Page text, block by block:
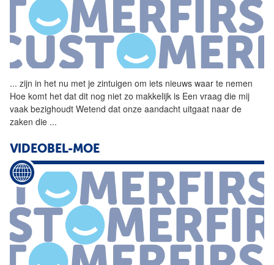
... zijn in het nu met je zintuigen om iets nieuws waar te nemen
Hoe komt het dat dit nog niet zo makkelijk is Een vraag die mij
vaak bezighoudt Wetend dat onze aandacht uitgaat naar de
zaken die ...
VIDEOBEL-MOE